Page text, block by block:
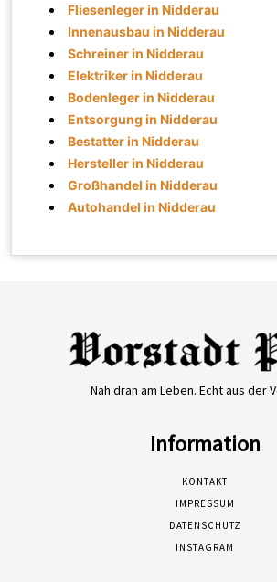
Fliesenleger in Nidderau
Innenausbau in Nidderau
Schreiner in Nidderau
Elektriker in Nidderau
Bodenleger in Nidderau
Entsorgung in Nidderau
Bestatter in Nidderau
Hersteller in Nidderau
Großhandel in Nidderau
Autohandel in Nidderau
Nah dran am Leben. Echt aus der
Information
KONTAKT
IMPRESSUM
DATENSCHUTZ
INSTAGRAM